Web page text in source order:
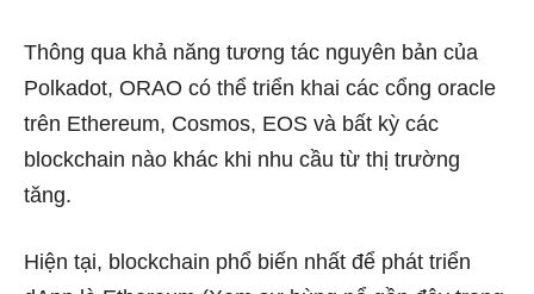
Thông qua khả năng tương tác nguyên bản của
Polkadot, ORAO có thể triển khai các cổng oracle
trên Ethereum, Cosmos, EOS và bất kỳ các
blockchain nào khác khi nhu cầu từ thị trường
tăng.
Hiện tại, blockchain phổ biến nhất để phát triển